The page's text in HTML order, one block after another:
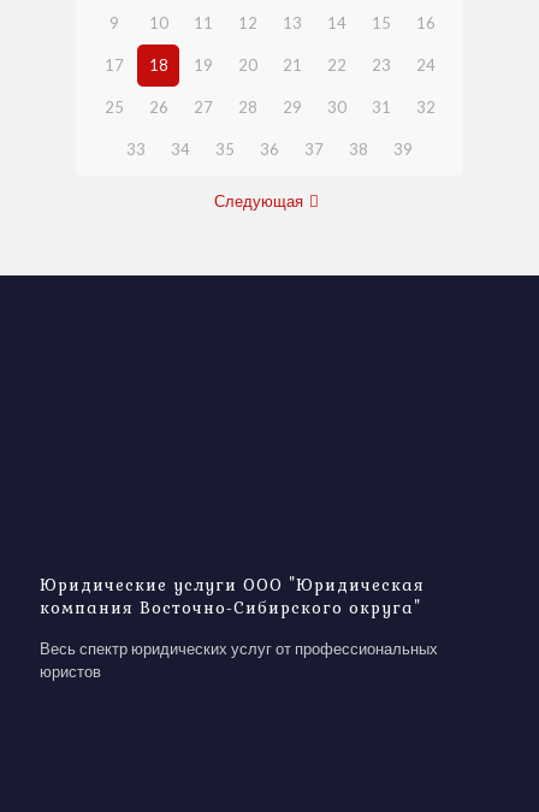
9 10 11 12 13 14 15 16
17 18 19 20 21 22 23 24
25 26 27 28 29 30 31 32
33 34 35 36 37 38 39
Следующая
Юридические услуги ООО "Юридическая
компания Восточно-Сибирского округа"
Весь спектр юридических услуг от профессиональных
юристов